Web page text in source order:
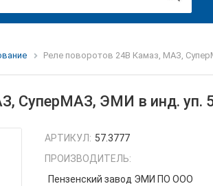
Реле поворотов 24В Камаз, МАЗ,
СуперМАЗ, ЭМИ в инд. уп.
АРТИКУЛ: 57.3777
ПРОИЗВОДИТЕЛЬ:
Пензенский завод ЭМИ ПО ООО